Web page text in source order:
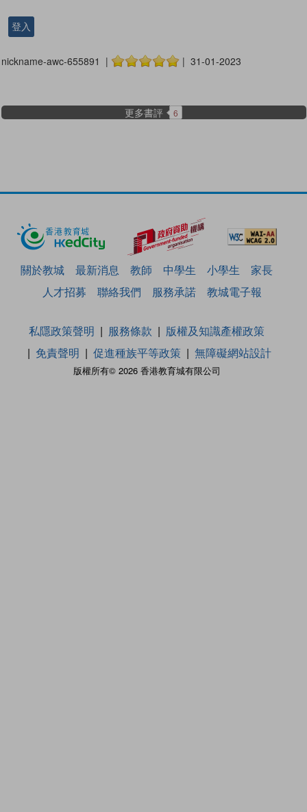
登入
nickname-awc-655891 | | 31-01-2023
更多書評 6
關於教城 最新消息 教師 中學生 小學生
家長
人才招募
聯絡我們 服務承諾 教城電子報
版權所有© 2026 香港教育城有限公司
私隱政策聲明 服務條款
版權及知識產權政策
免責聲明
促進種族平等政策 無障礙網站設計